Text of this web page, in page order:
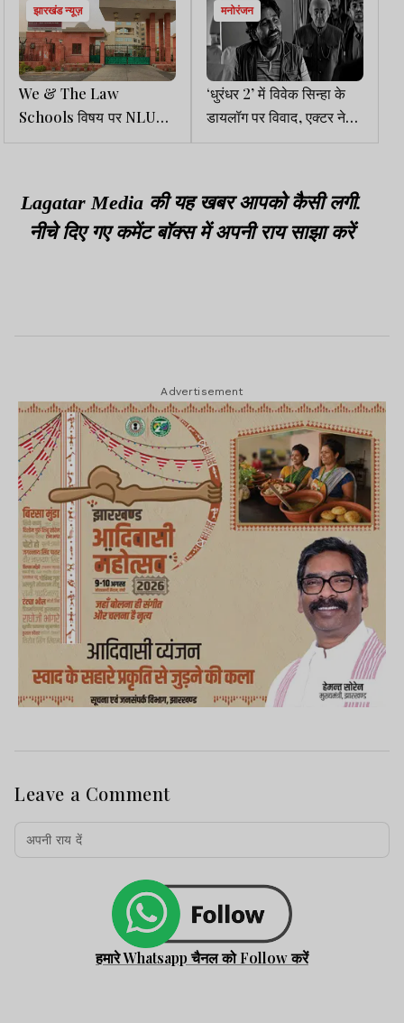
झारखंड न्यूज़
We & The Law
Schools विषय पर NLU
दिल्ली में अकादमिक कॉन्क्लेव
मनोरंजन
‘धुरंधर 2’ में विवेक सिन्हा के
डायलॉग पर विवाद, एक्टर ने
वीडियो में सफाई दी
Lagatar Media की यह खबर आपको कैसी लगी.
नीचे दिए गए कमेंट बॉक्स में अपनी राय साझा करें
Advertisement
Leave a Comment
हमारे Whatsapp चैनल को Follow करें